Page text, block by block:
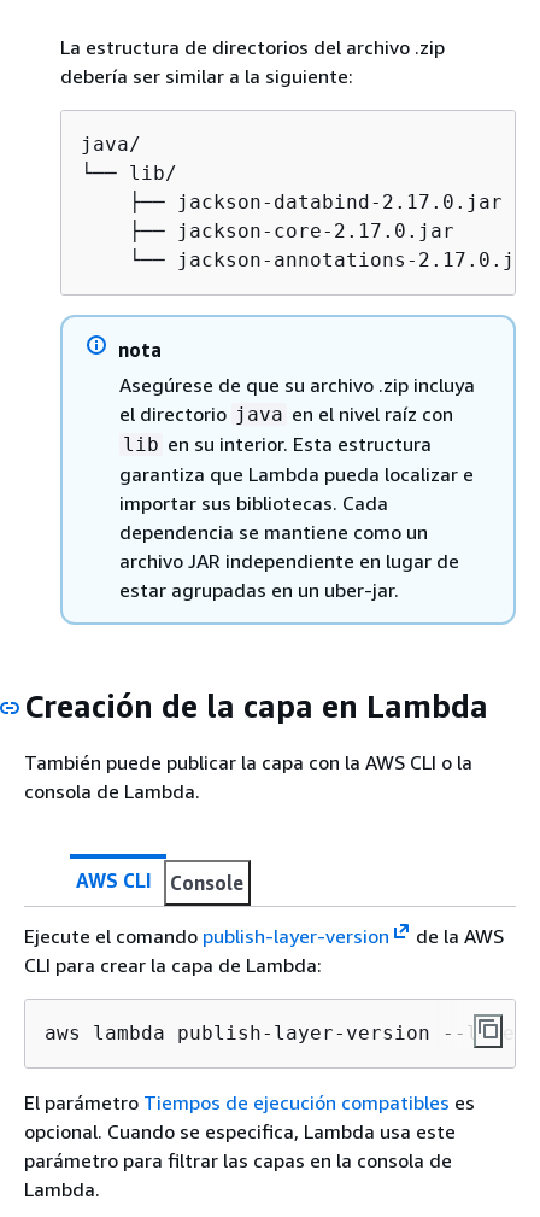
La estructura de directorios del archivo .zip
debería ser similar a la siguiente:
java/
└── lib/
    ├── jackson-databind-2.17.0.jar
    ├── jackson-core-2.17.0.jar
    └── jackson-annotations-2.17.0.jar
nota
Asegúrese de que su archivo .zip incluya
el directorio java en el nivel raíz con
lib en su interior. Esta estructura
garantiza que Lambda pueda localizar e
importar sus bibliotecas. Cada
dependencia se mantiene como un
archivo JAR independiente en lugar de
estar agrupadas en un uber-jar.
Creación de la capa en Lambda
También puede publicar la capa con la AWS CLI o la
consola de Lambda.
AWS CLI Console
Ejecute el comando publish-layer-version
de la AWS
CLI para crear la capa de Lambda:
aws lambda publish-layer-version --layer-
El parámetro Tiempos de ejecución compatibles es
opcional. Cuando se especifica, Lambda usa este
parámetro para filtrar las capas en la consola de
Lambda.